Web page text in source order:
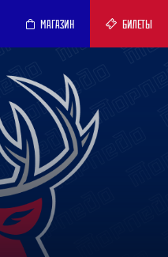
МАГАЗИН БИЛЕТЫ